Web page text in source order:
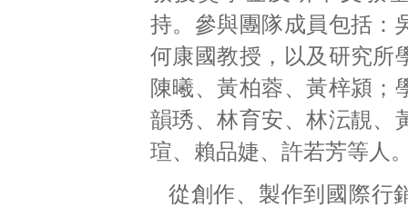
持。參與團隊成員包括：
何康國教授，以及研究所
陳曦、黃柏蓉、黃梓潁；
韻琇、林育安、林沄靚、
瑄、賴品婕、許若芳等人
從創作、製作到國際行